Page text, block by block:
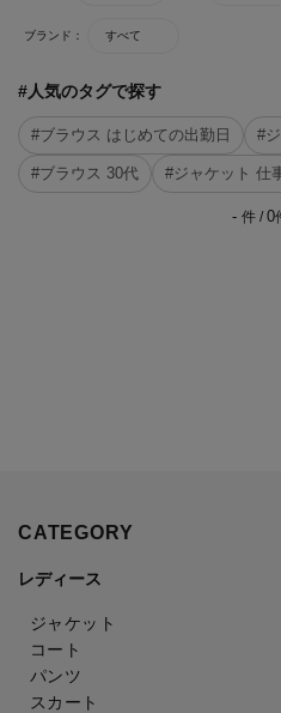
ブランド： すべて
#人気のタグで探す
#ブラウス はじめての出勤日 #
#ブラウス 30代 #ジャケット 仕
- 件 / 0
CATEGORY
レディース
ジャケット
コート
パンツ
スカート